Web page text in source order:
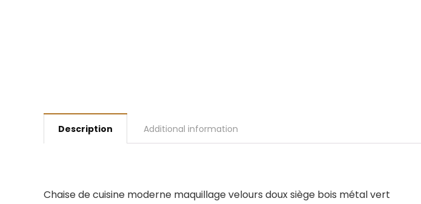
Description Additional information
Chaise de cuisine moderne maquillage velours doux siège bois métal vert